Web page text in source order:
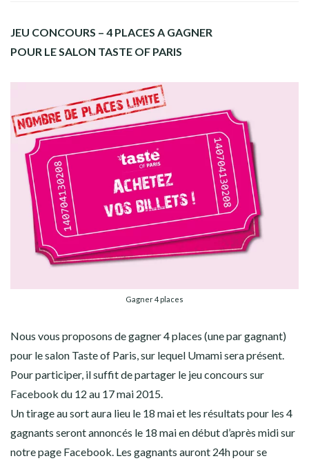
JEU CONCOURS – 4 PLACES A GAGNER
POUR LE SALON TASTE OF PARIS
Gagner 4 places
Nous vous proposons de gagner 4 places (une par gagnant)
pour le salon Taste of Paris, sur lequel Umami sera présent.
Pour participer, il suffit de partager le jeu concours sur
Facebook du 12 au 17 mai 2015.
Un tirage au sort aura lieu le 18 mai et les résultats pour les 4
gagnants seront annoncés le 18 mai en début d’après midi sur
notre page Facebook. Les gagnants auront 24h pour se